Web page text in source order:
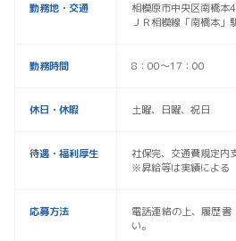
勤務地・交通
相模原市中央区南橋
ＪＲ相模線「南橋本」
勤務時間 8：00～17：00
休日・休暇 土曜、日曜、祝日
待遇・福利厚生
社保完、交通費規定内
※昇給等は実績による
応募方法
電話連絡の上、履歴書
い。